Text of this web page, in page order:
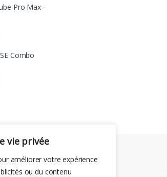
vie privée
améliorer votre expérience
ou du contenu
Pro Max -
Combo